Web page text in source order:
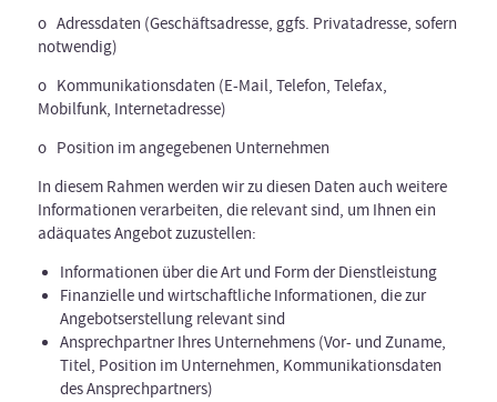
o Adressdaten (Geschäftsadresse, ggfs. Privatadresse, sofern
notwendig)
o Kommunikationsdaten (E-Mail, Telefon, Telefax,
Mobilfunk, Internetadresse)
o Position im angegebenen Unternehmen
In diesem Rahmen werden wir zu diesen Daten auch weitere
Informationen verarbeiten, die relevant sind, um Ihnen ein
adäquates Angebot zuzustellen:
Informationen über die Art und Form der Dienstleistung
Finanzielle und wirtschaftliche Informationen, die zur
Angebotserstellung relevant sind
Ansprechpartner Ihres Unternehmens (Vor- und Zuname,
Titel, Position im Unternehmen, Kommunikationsdaten
des Ansprechpartners)